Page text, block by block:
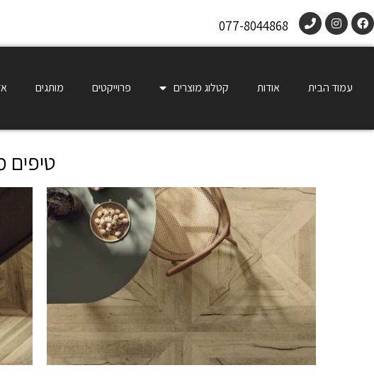
077-8044868
עמוד הבית אודות קטלוג מוצרים פרוייקטים מותגים
טיפים